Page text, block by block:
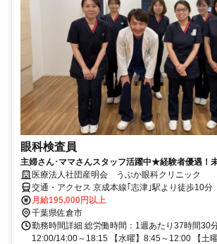
眼科検査員
主婦さん･ママさんスタッフ活躍中★経験者優遇！
医療法人社団産明会 うぶか眼科クリニック
交通・アクセス 京成本線｢志津｣駅より徒歩10分
月給195,000円以上
千葉県佐倉市
勤務時間詳細 総労働時間：1週あたり37時間30
12:00/14:00～18:15 【水曜】8:45～12:00 【土